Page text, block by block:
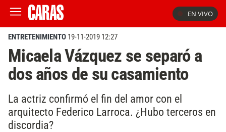
EN VIVO
ENTRETENIMIENTO 19-11-2019 12:27
Micaela Vázquez se separó a
dos años de su casamiento
La actriz confirmó el fin del amor con el
arquitecto Federico Larroca. ¿Hubo terceros en
discordia?